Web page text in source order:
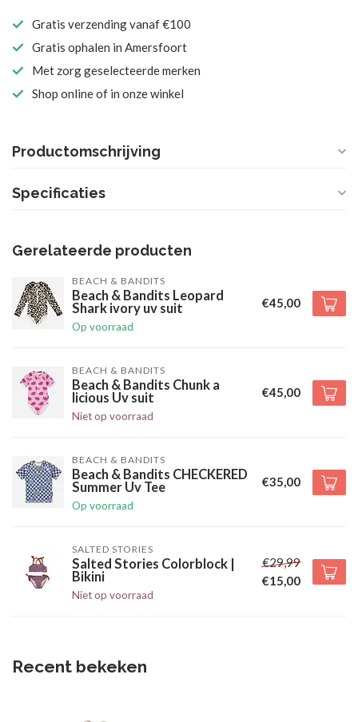
Gratis verzending vanaf €100
Gratis ophalen in Amersfoort
Met zorg geselecteerde merken
Shop online of in onze winkel
Productomschrijving
Specificaties
Gerelateerde producten
BEACH & BANDITS
Beach & Bandits Leopard
Shark ivory uv suit
Op voorraad
€45,00
BEACH & BANDITS
Beach & Bandits Chunk a
licious Uv suit
Niet op voorraad
€45,00
BEACH & BANDITS
Beach & Bandits CHECKERED
Summer Uv Tee
Op voorraad
€35,00
SALTED STORIES
Salted Stories Colorblock |
Bikini
Niet op voorraad
€29,99
€15,00
Recent bekeken